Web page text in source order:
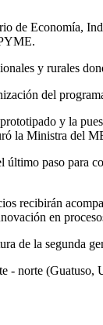
de Economía,
y rurales
del
y la
la Ministra
paso
recibirán
en
de la segunda
- norte